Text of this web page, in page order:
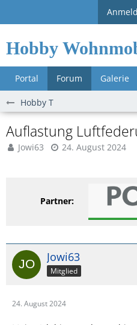
Hobby
Portal Forum Galerie
Hobby T
Auflastung
Jowi63 24. August 2024
Partner:
Jowi63
Mitglied
24. August 2024